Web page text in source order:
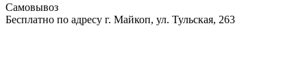
Самовывоз
Бесплатно по адресу г. Майкоп, ул. Тульская, 263